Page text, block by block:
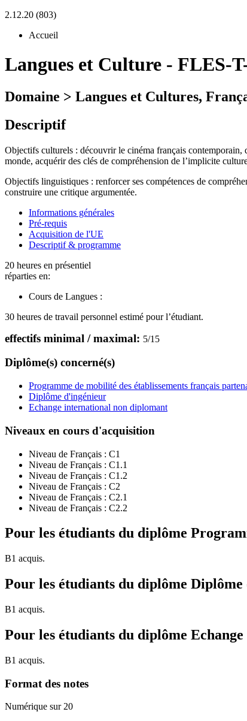
2.12.20 (803)
Accueil
Langues et Culture - FLES-
Domaine > Langues et Cultures,
Descriptif
Objectifs culturels : découvrir le cinéma français contemporain,
monde, acquérir des clés de compréhension de l’implicite
Objectifs linguistiques : renforcer ses compétences de
construire une critique argumentée.
Informations générales
Pré-requis
Acquisition de l'UE
Descriptif & programme
20 heures en présentiel
réparties en:
Cours de Langues :
30 heures de travail personnel estimé pour l’étudiant.
effectifs minimal / maximal: 5/15
Diplôme(s) concerné(s)
Programme de mobilité des établissements français
Diplôme d'ingénieur
Echange international non diplomant
Niveaux en cours d'acquisition
Niveau de Français : C1
Niveau de Français : C1.1
Niveau de Français : C1.2
Niveau de Français : C2
Niveau de Français : C2.1
Niveau de Français : C2.2
Pour les étudiants du diplôme
B1 acquis.
Pour les étudiants du diplôme
B1 acquis.
Pour les étudiants du diplôme
B1 acquis.
Format des notes
Numérique sur 20